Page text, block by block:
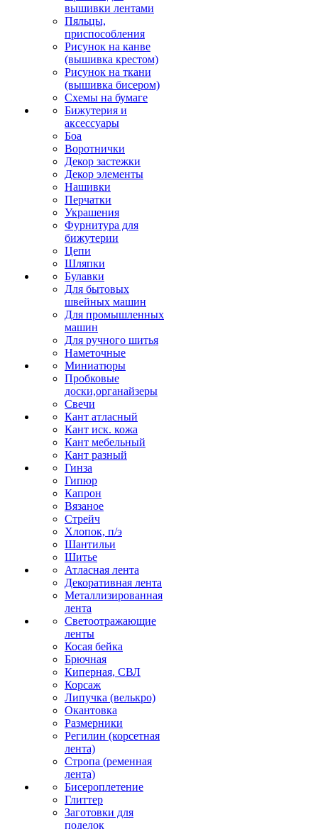
вышивки лентами
Пяльцы,
приспособления
Рисунок на канве
(вышивка крестом)
Рисунок на ткани
(вышивка бисером)
Схемы на бумаге
Бижутерия и
аксессуары
Боа
Воротнички
Декор застежки
Декор элементы
Нашивки
Перчатки
Украшения
Фурнитура для
бижутерии
Цепи
Шляпки
Булавки
Для бытовых
швейных машин
Для промышленных
машин
Для ручного шитья
Наметочные
Миниатюры
Пробковые
доски,органайзеры
Свечи
Кант атласный
Кант иск. кожа
Кант мебельный
Кант разный
Гинза
Гипюр
Капрон
Вязаное
Стрейч
Хлопок, п/э
Шантильи
Шитье
Атласная лента
Декоративная лента
Металлизированная
лента
Светоотражающие
ленты
Косая бейка
Брючная
Киперная, СВЛ
Корсаж
Липучка (велькро)
Окантовка
Размерники
Регилин (корсетная
лента)
Стропа (ременная
лента)
Бисероплетение
Глиттер
Заготовки для
поделок